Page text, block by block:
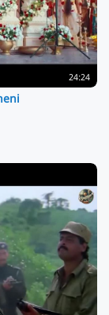
24:24